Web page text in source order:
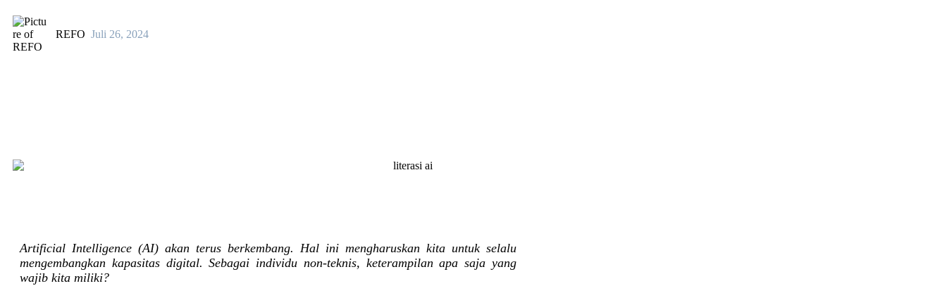
REFO Juli 26, 2024
Artificial Intelligence (AI) akan terus berkembang. Hal ini mengharuskan kita untuk selalu
mengembangkan kapasitas digital. Sebagai individu non-teknis, keterampilan apa saja yang
wajib kita miliki?